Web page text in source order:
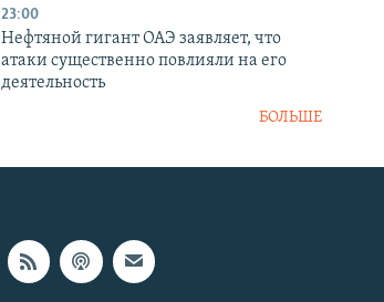
23:00
Нефтяной гигант ОАЭ заявляет, что
атаки существенно повлияли на его
деятельность
БОЛЬШЕ